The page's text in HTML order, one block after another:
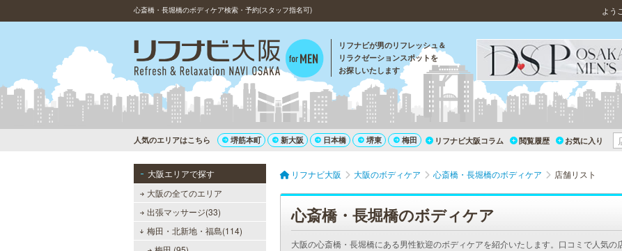
心斎橋・長堀橋のボディケア検索・予約(スタッフ指名可) よう
リフナビが男のリフレッシュ＆
リラクゼーションスポットを
お探しいたします
人気のエリアはこちら 堺筋本町 新大阪 日本橋 堺東 梅田 リフナビ大阪コラム 閲覧履歴 お気に入り
大阪エリアで探す
大阪の全てのエリア
出張マッサージ(33)
梅田・北新地・福島(114)
リフナビ大阪 大阪のボディケア 心斎橋・長堀橋のボディケア 店舗リスト
心斎橋・長堀橋のボディケア
大阪の心斎橋・長堀橋にある男性歓迎のボディケアを紹介いたします。口コミで人気